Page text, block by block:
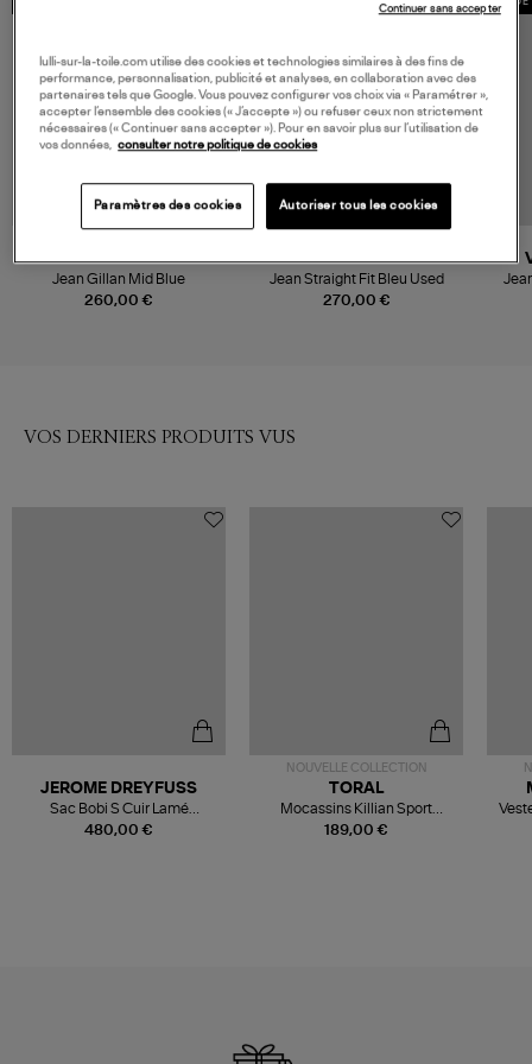
260,00 €
CLOSED
Jean Gillan Mid Blue
270,00 €
AMI PARIS
Jean Straight Fit Bleu Used
VOS DERNIERS PRODUITS VUS
480,00 €
JEROME DREYFUSS
Sac Bobi S Cuir Lamé
Champagne
NOUVELLE COLLECTION
189,00 €
TORAL
Mocassins Killian Sport
Mousse
lulli-sur-la-toile.com utilise des cookies et technologies similaires à des fins de
performance, personnalisation, publicité et analyses, en collaboration avec des
partenaires tels que Google. Vous pouvez configurer vos choix via « Paramétrer »,
accepter l’ensemble des cookies (« J’accepte ») ou refuser ceux non strictement
nécessaires (« Continuer sans accepter »). Pour en savoir plus sur l’utilisation de
vos données, consulter notre politique de cookies
Paramètres des cookies Autoriser tous les cookies
Continuer sans accepter